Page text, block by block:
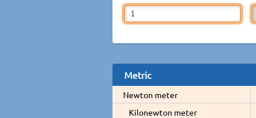
Metric
Newton meter
Kilonewton meter